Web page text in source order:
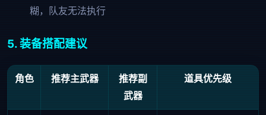
糊，队友无法执行
5. 装备搭配建议
角色 推荐主武器
推荐副
武器
道具优先级